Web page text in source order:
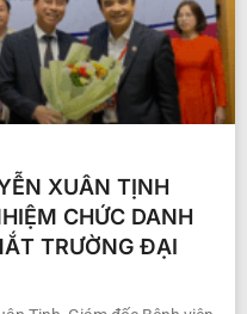
XUÂN TỊNH
CHỨC DANH
TRƯỜNG ĐẠI